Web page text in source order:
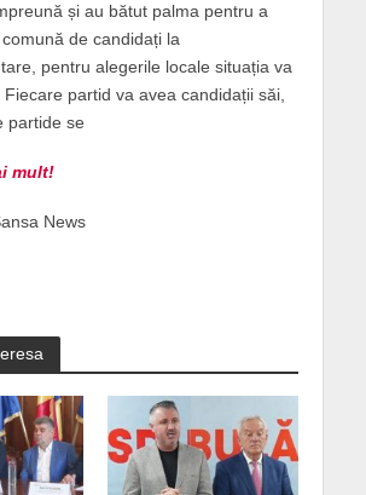
și au bătut palma pentru a
de candidați la
pentru alegerile locale situația va
partid va avea candidații săi,
partide se
mult!
News